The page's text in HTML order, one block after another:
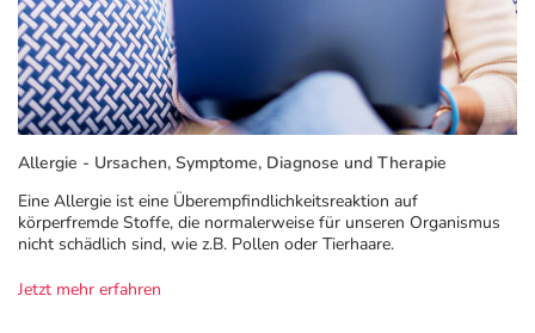
Tierapotheke
Vitamine & Mineralstoffe
Marken
Salus Deals
Allergie - Ursachen, Symptome, Diagnose und Therapie
Eine Allergie ist eine Über­empfindlichkeits­reaktion auf
körperfremde Stoffe, die normalerweise für unseren Organismus
nicht schädlich sind, wie z.B. Pollen oder Tierhaare.
Jetzt mehr erfahren